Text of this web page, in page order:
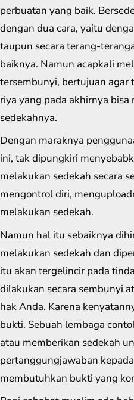
perbuatan yang baik.
dengan dua cara, yaitu
taupun secara terang-
baiknya. Namun acapkali
tersembunyi, bertujuan agar
riya yang pada akhirnya
sedekahnya.
Dengan maraknya
ini, tak dipungkiri
melakukan sedekah secara
mengontrol diri,
melakukan sedekah.
Namun hal itu sebaiknya
melakukan sedekah dan
itu akan tergelincir pada
dilakukan secara sembunyi
hak Anda. Karena
bukti. Sebuah lembaga
atau memberikan sedekah
pertanggungjawaban
membutuhkan bukti yang